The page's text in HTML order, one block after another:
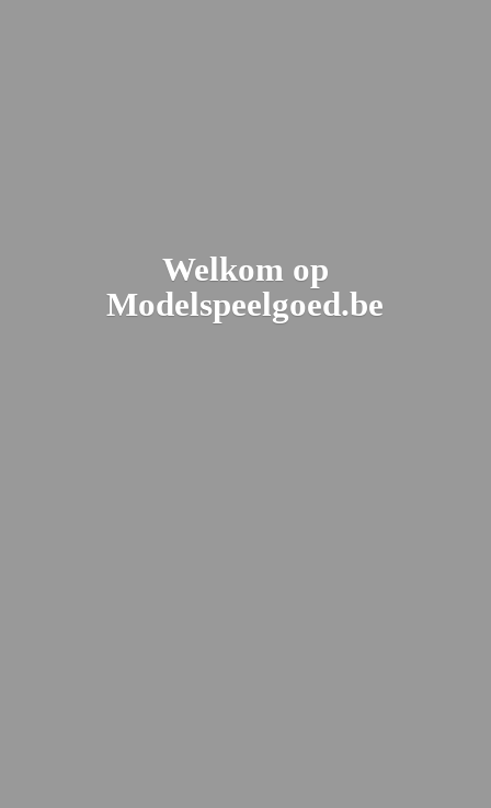
Welkom op
Modelspeelgoed.be